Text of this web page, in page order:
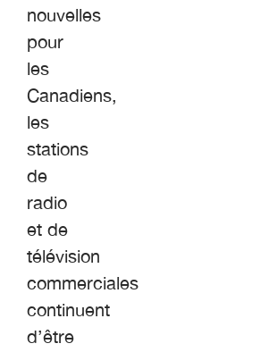
nouvelles
pour
les
Canadiens,
les
stations
de
radio
et de
télévision
commerciales
continuent
d’être